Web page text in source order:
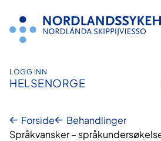
innhold
LOGG INN
HELSENORGE
Forside
Behandlinger
Språkvansker –